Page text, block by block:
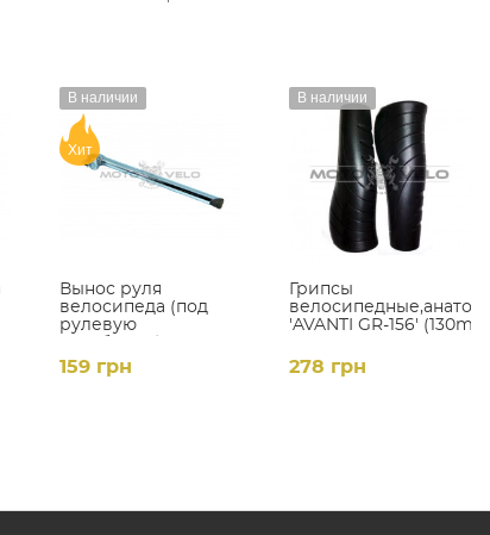
Вынос руля
велосипеда (под
рулевую
350mm, D-22mm)
(хром)
В наличии
Хит
159 грн
Грипсы
'AVANTI GR-156'
В наличии
278 грн